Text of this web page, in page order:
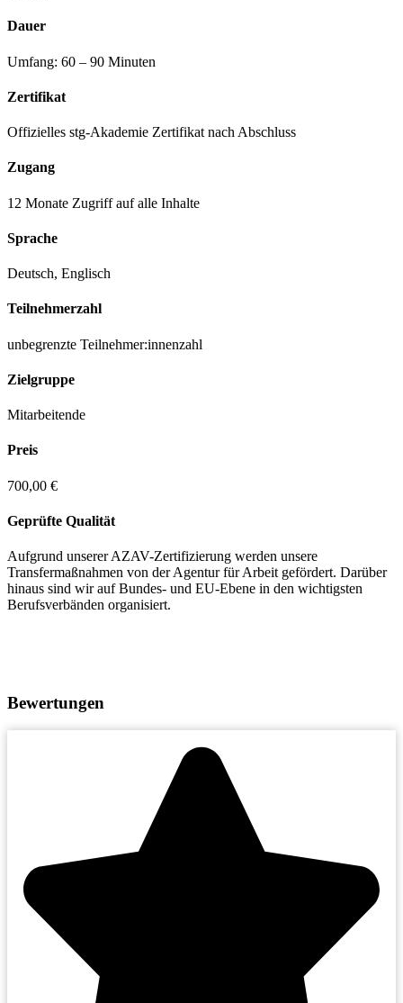
Dauer
Umfang: 60 – 90 Minuten
Zertifikat
Offizielles stg-Akademie Zertifikat nach Abschluss
Zugang
12 Monate Zugriff auf alle Inhalte
Sprache
Deutsch, Englisch
Teilnehmerzahl
unbegrenzte Teilnehmer:innenzahl
Zielgruppe
Mitarbeitende
Preis
700,00 €
Geprüfte Qualität
Aufgrund unserer AZAV-Zertifizierung werden unsere
Transfermaßnahmen von der Agentur für Arbeit gefördert. Darüber
hinaus sind wir auf Bundes- und EU-Ebene in den wichtigsten
Berufsverbänden organisiert.
Bewertungen